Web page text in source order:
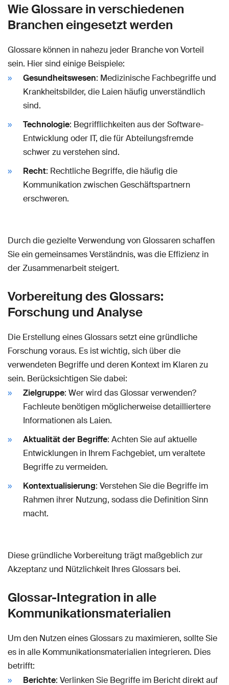
Wie Glossare in verschiedenen
Branchen eingesetzt werden
Glossare können in nahezu jeder Branche von Vorteil
sein. Hier sind einige Beispiele:
Gesundheitswesen: Medizinische Fachbegriffe und
Krankheitsbilder, die Laien häufig unverständlich
sind.
Technologie: Begrifflichkeiten aus der Software-
Entwicklung oder IT, die für Abteilungsfremde
schwer zu verstehen sind.
Recht: Rechtliche Begriffe, die häufig die
Kommunikation zwischen Geschäftspartnern
erschweren.
Durch die gezielte Verwendung von Glossaren schaffen
Sie ein gemeinsames Verständnis, was die Effizienz in
der Zusammenarbeit steigert.
Vorbereitung des Glossars:
Forschung und Analyse
Die Erstellung eines Glossars setzt eine gründliche
Forschung voraus. Es ist wichtig, sich über die
verwendeten Begriffe und deren Kontext im Klaren zu
sein. Berücksichtigen Sie dabei:
Zielgruppe: Wer wird das Glossar verwenden?
Fachleute benötigen möglicherweise detailliertere
Informationen als Laien.
Aktualität der Begriffe: Achten Sie auf aktuelle
Entwicklungen in Ihrem Fachgebiet, um veraltete
Begriffe zu vermeiden.
Kontextualisierung: Verstehen Sie die Begriffe im
Rahmen ihrer Nutzung, sodass die Definition Sinn
macht.
Diese gründliche Vorbereitung trägt maßgeblich zur
Akzeptanz und Nützlichkeit Ihres Glossars bei.
Glossar-Integration in alle
Kommunikationsmaterialien
Um den Nutzen eines Glossars zu maximieren, sollte Sie
es in alle Kommunikationsmaterialien integrieren. Dies
betrifft:
Berichte: Verlinken Sie Begriffe im Bericht direkt auf